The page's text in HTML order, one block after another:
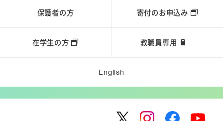
保護者の方 寄付のお申込み
在学生の方 教職員専用
English